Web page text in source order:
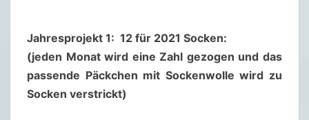
–
N
O
Jahresprojekt 1: 12 für 2021 Socken:
(jeden Monat wird eine Zahl gezogen und das
passende Päckchen mit Sockenwolle wird zu
Socken verstrickt)